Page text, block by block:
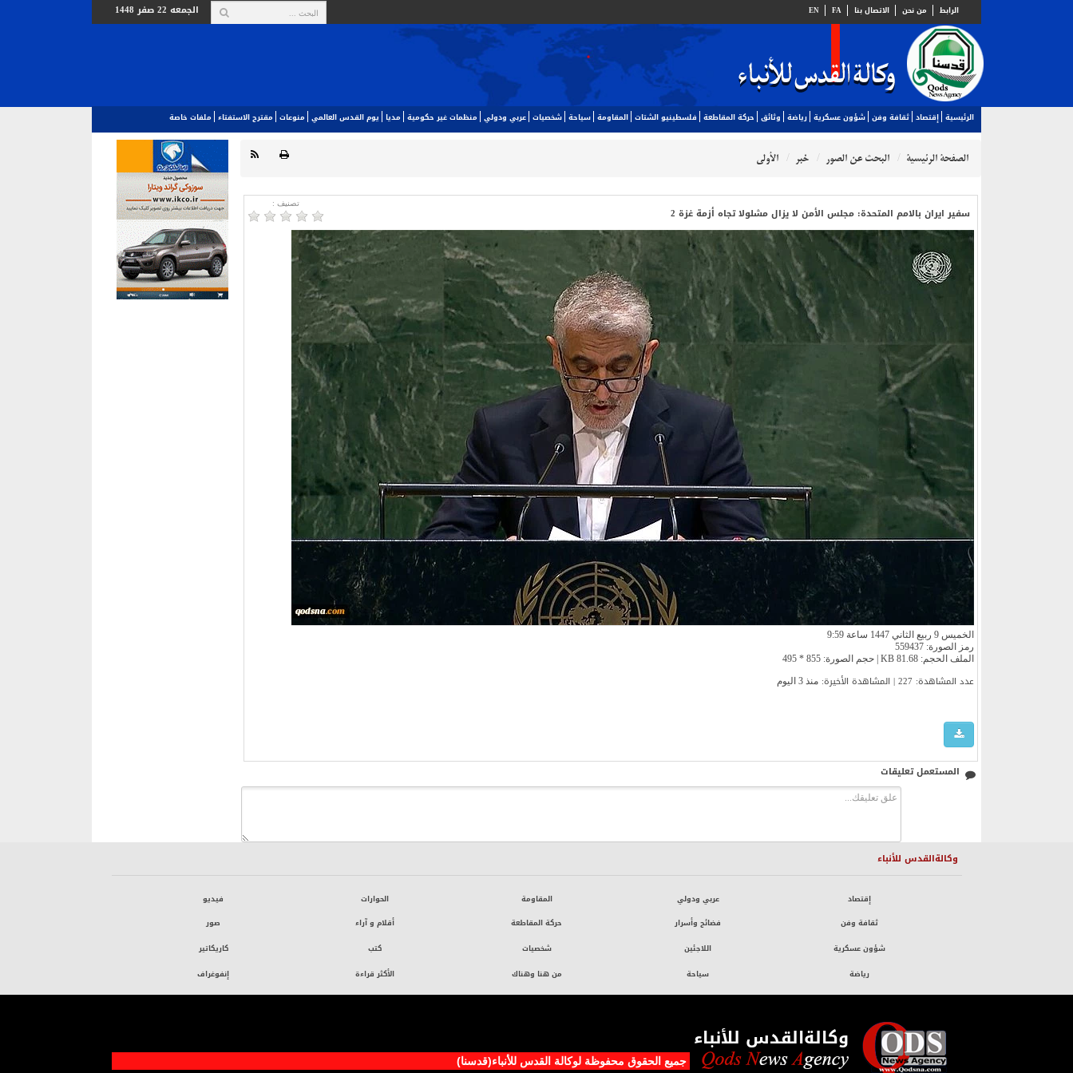
الرابط من نحن الاتصال بنا FA
EN الجمعه 22 صفر 1448
الرئيسية إقتصاد ثقافة وفن شؤون عسكرية رياضة وثائق حركة المقاطعة فلسطينيو الشتات المقاومة سياحة شخصيات عربي ودولي منظمات غير حكومية مديا يوم القدس العالمي‬‎ منوعات مقترح الاستفتاء ملفات خاصة
الصفحة الرئيسية البحث عن الصور خبر الأولي
تصنیف :
سفير ايران بالامم المتحدة: مجلس الأمن لا يزال مشلولا تجاه أزمة غزة 2
الخميس 9 ربيع الثاني 1447 ساعة 9:59
رمز الصورة: 559437
الملف الحجم: 81.68 KB | حجم الصورة: 855 * 495
عدد المشاهدة: 227 | المشاهدة الأخیرة: منذ 3 اليوم
المستعمل تعليقات
وكالةالقدس للأنباء
إقتصاد
ثقافة وفن
شؤون عسكرية
رياضة
عربي ودولي
فضائح وأسرار
اللاجئين
سياحة
المقاومة
حركة المقاطعة
شخصيات
من هنا وهناك
الحوارات
أقلام و آراء
كتب
الأكثر قراءة
فيديو
صور
كاريكاتير
إنفوغراف
وكالةالقدس للأنباء
جميع الحقوق محفوظة لوکالة القدس للأنباء(قدسنا)